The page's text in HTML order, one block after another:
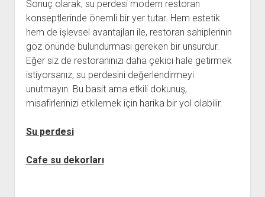
Sonuç olarak, su perdesi modern restoran
konseptlerinde önemli bir yer tutar. Hem estetik
hem de işlevsel avantajları ile, restoran sahiplerinin
göz önünde bulundurması gereken bir unsurdur.
Eğer siz de restoranınızı daha çekici hale getirmek
istiyorsanız, su perdesini değerlendirmeyi
unutmayın. Bu basit ama etkili dokunuş,
misafirlerinizi etkilemek için harika bir yol olabilir.
Su perdesi
Cafe su dekorları